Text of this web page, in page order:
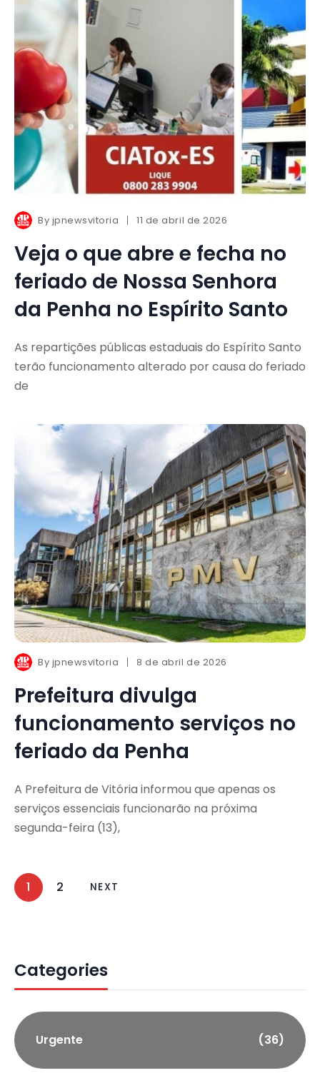
By jpnewsvitoria 11 de abril de 2026
Veja o que abre e fecha no
feriado de Nossa Senhora
da Penha no Espírito Santo
As repartições públicas estaduais do Espírito Santo
terão funcionamento alterado por causa do feriado
de
By jpnewsvitoria 8 de abril de 2026
Prefeitura divulga
funcionamento serviços no
feriado da Penha
A Prefeitura de Vitória informou que apenas os
serviços essenciais funcionarão na próxima
segunda-feira (13),
1 2 NEXT
Categories
Urgente (36)